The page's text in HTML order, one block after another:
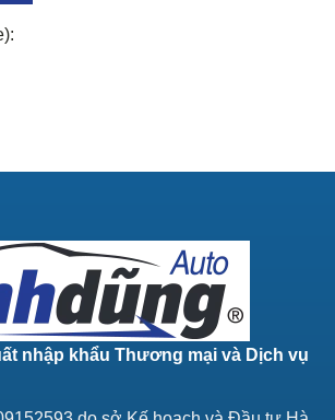
nhập khẩu Thương mại và Dịch vụ